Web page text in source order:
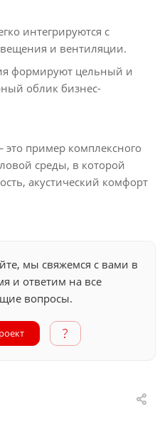
интегрируются с
и вентиляции.
формируют цельный и
облик бизнес-
пример комплексного
среды, в которой
акустический комфорт
мы свяжемся с вами в
и ответим на все
вопросы.